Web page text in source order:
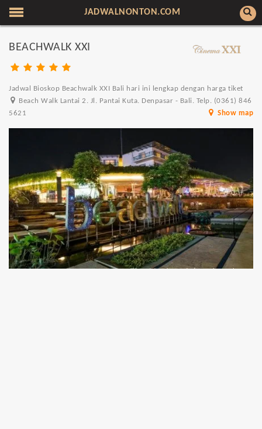
JADWALNONTON.COM
BEACHWALK XXI
Jadwal Bioskop Beachwalk XXI Bali hari ini lengkap dengan harga tiket
Beach Walk Lantai 2. Jl. Pantai Kuta. Denpasar - Bali. Telp. (0361) 846
5621
Show map